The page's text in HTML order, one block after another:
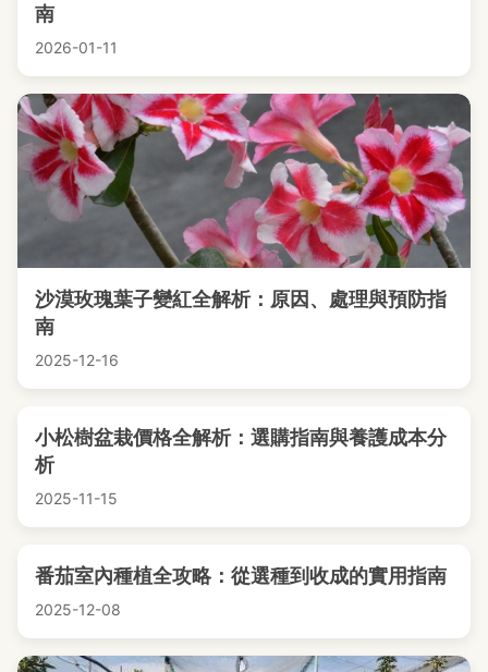
南
2026-01-11
沙漠玫瑰葉子變紅全解析：原因、處理與預防指
南
2025-12-16
小松樹盆栽價格全解析：選購指南與養護成本分
析
2025-11-15
番茄室內種植全攻略：從選種到收成的實用指南
2025-12-08